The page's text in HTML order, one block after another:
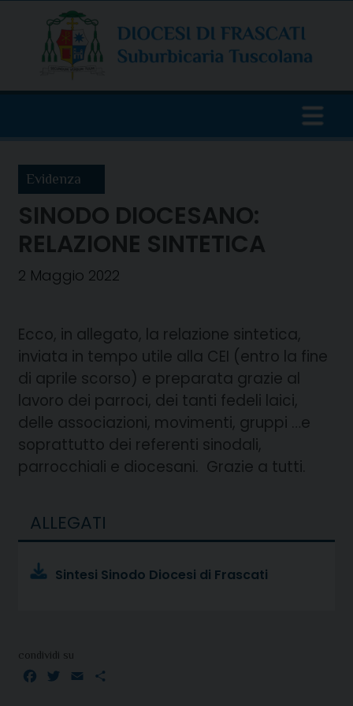
content
Evidenza
SINODO DIOCESANO:
RELAZIONE SINTETICA
2 Maggio 2022
Ecco, in allegato, la relazione sintetica,
inviata in tempo utile alla CEI (entro la fine
di aprile scorso) e preparata grazie al
lavoro dei parroci, dei tanti fedeli laici,
delle associazioni, movimenti, gruppi …e
soprattutto dei referenti sinodali,
parrocchiali e diocesani. Grazie a tutti.
ALLEGATI
Sintesi Sinodo Diocesi di Frascati
condividi su
Facebook
TwitterEmail